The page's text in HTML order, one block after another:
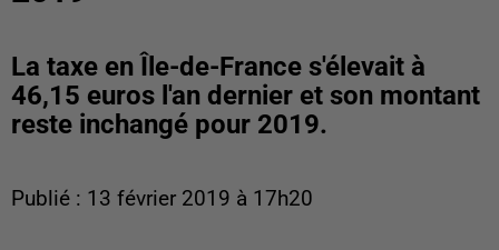
La taxe en Île-de-France s'élevait à
46,15 euros l'an dernier et son montant
reste inchangé pour 2019.
Publié : 13 février 2019 à 17h20